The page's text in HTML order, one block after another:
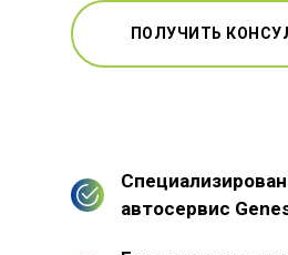
ПОЛУЧИТЬ
автосервис